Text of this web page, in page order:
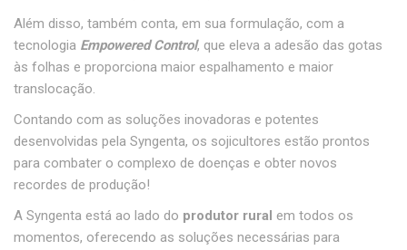
Além disso, também conta, em sua formulação, com a
tecnologia Empowered Control, que eleva a adesão das gotas
às folhas e proporciona maior espalhamento e maior
translocação.
Contando com as soluções inovadoras e potentes
desenvolvidas pela Syngenta, os sojicultores estão prontos
para combater o complexo de doenças e obter novos
recordes de produção!
A Syngenta está ao lado do produtor rural em todos os
momentos, oferecendo as soluções necessárias para